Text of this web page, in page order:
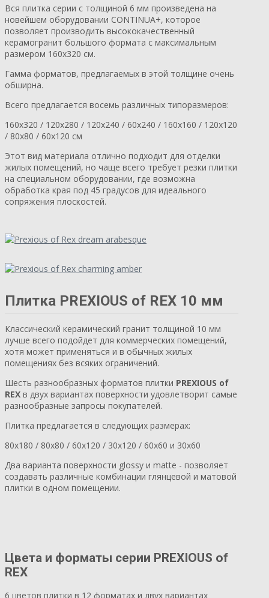
Вся плитка серии с толщиной 6 мм произведена на
новейшем оборудовании CONTINUA+, которое
позволяет производить высококачественный
керамогранит большого формата с максимальным
размером 160х320 см.
Гамма форматов, предлагаемых в этой толщине очень
обширна.
Всего предлагается восемь различных типоразмеров:
160х320 / 120х280 / 120х240 / 60х240 / 160х160 / 120х120
/ 80х80 / 60х120 см
Этот вид материала отлично подходит для отделки
жилых помещений, но чаще всего требует резки плитки
на специальном оборудовании, где возможна
обработка края под 45 градусов для идеального
сопряжения плоскостей.
Плитка PREXIOUS of REX 10 мм
Классический керамический гранит толщиной 10 мм
лучше всего подойдет для коммерческих помещений,
хотя может применяться и в обычных жилых
помещениях без всяких ограничений.
Шесть разнообразных форматов плитки PREXIOUS of
REX в двух вариантах поверхности удовлетворит самые
разнообразные запросы покупателей.
Плитка предлагается в следующих размерах:
80х180 / 80х80 / 60х120 / 30х120 / 60х60 и 30х60
Два варианта поверхности glossy и matte - позволяет
создавать различные комбинации глянцевой и матовой
плитки в одном помещении.
Цвета и форматы серии PREXIOUS of
REX
6 цветов плитки в 12 форматах и двух вариантах